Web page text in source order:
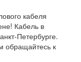
кабеля
Кабель в
Петербурге.
обращайтесь к